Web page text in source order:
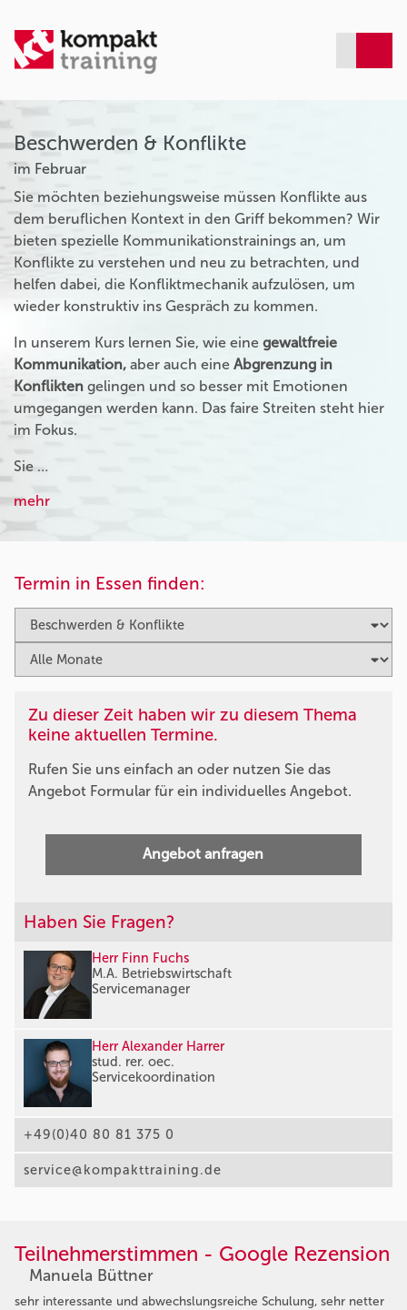
Beschwerden & Konflikte
im Februar
Sie möchten beziehungsweise müssen Konflikte aus
dem beruflichen Kontext in den Griff bekommen? Wir
bieten spezielle Kommunikationstrainings an, um
Konflikte zu verstehen und neu zu betrachten, und
helfen dabei, die Konfliktmechanik aufzulösen, um
wieder konstruktiv ins Gespräch zu kommen.
In unserem Kurs lernen Sie, wie eine gewaltfreie
Kommunikation, aber auch eine Abgrenzung in
Konflikten gelingen und so besser mit Emotionen
umgegangen werden kann. Das faire Streiten steht hier
im Fokus.
Sie …
mehr
Termin in Essen finden:
Zu dieser Zeit haben wir zu diesem Thema
keine aktuellen Termine.
Rufen Sie uns einfach an oder nutzen Sie das
Angebot Formular für ein individuelles Angebot.
Angebot anfragen
Haben Sie Fragen?
Herr Finn Fuchs
M.A. Betriebswirtschaft
Servicemanager
Herr Alexander Harrer
stud. rer. oec.
Servicekoordination
+49(0)40 80 81 375 0
service@kompakttraining.de
Teilnehmerstimmen - Google Rezension
Manuela Büttner
sehr interessante und abwechslungsreiche Schulung, sehr netter